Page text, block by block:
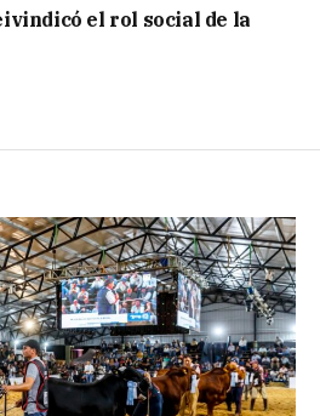
el rol social de la